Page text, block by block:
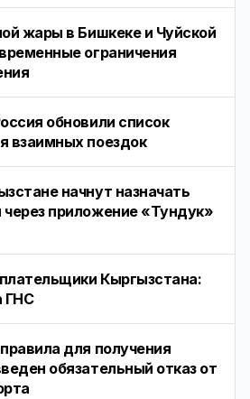
жары в Бишкеке и Чуйской
ограничения
обновили список
взаимных поездок
начнут назначать
через приложение «Тундук»
Кыргызстана:
ГНС
для получения
обязательный отказ от